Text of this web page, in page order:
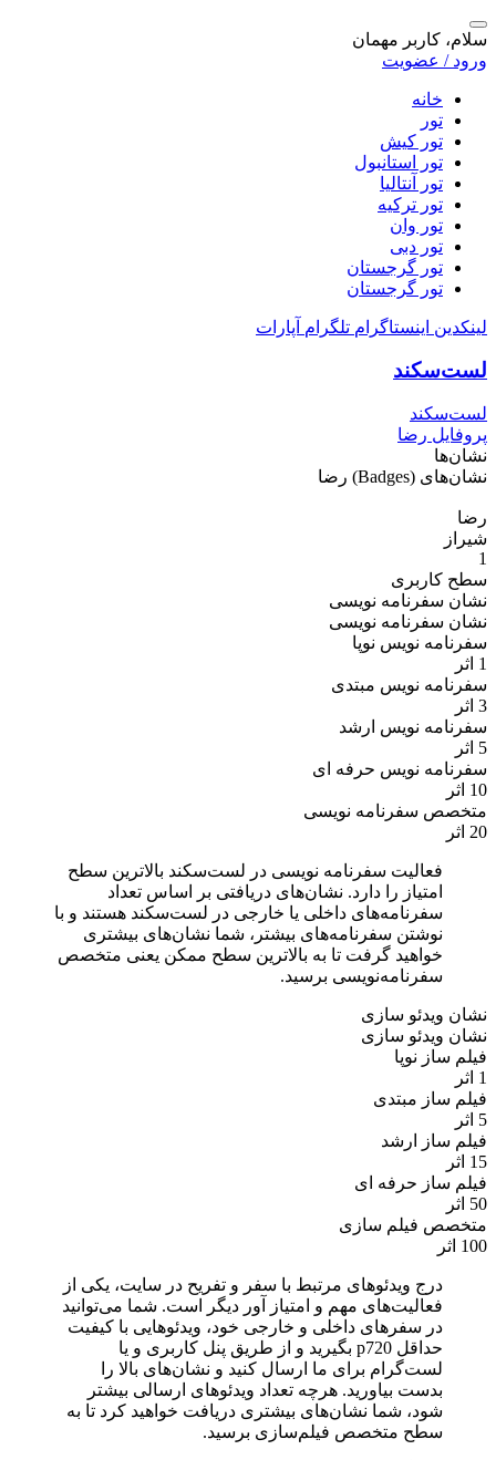
سلام، کاربر مهمان
ورود / عضویت
خانه
تور
تور کیش
تور استانبول
تور آنتالیا
تور ترکیه
تور وان
تور دبی
تور گرجستان
تور گرجستان
لینکدین اینستاگرام تلگرام آپارات
لست‌سکند
لست‌سکند
پروفایل رضا
نشان‌ها
نشان‌های (Badges) رضا
رضا
شیراز
1
سطح کاربری
نشان سفرنامه نویسی
نشان سفرنامه نویسی
سفرنامه نویس نوپا
1 اثر
سفرنامه نویس مبتدی
3 اثر
سفرنامه نویس ارشد
5 اثر
سفرنامه نویس حرفه ای
10 اثر
متخصص سفرنامه نویسی
20 اثر
فعالیت سفرنامه نویسی در لست‌سکند بالاترین سطح
امتیاز را دارد. نشان‌های دریافتی بر اساس تعداد
سفرنامه‌های داخلی یا خارجی در لست‌سکند هستند و با
نوشتن سفرنامه‌های بیشتر، شما نشان‌های بیشتری
خواهید گرفت تا به بالاترین سطح ممکن یعنی متخصص
سفرنامه‌نویسی برسید.
نشان ویدئو سازی
نشان ویدئو سازی
فیلم ساز نوپا
1 اثر
فیلم ساز مبتدی
5 اثر
فیلم ساز ارشد
15 اثر
فیلم ساز حرفه ای
50 اثر
متخصص فیلم سازی
100 اثر
درج ویدئوهای مرتبط با سفر و تفریح در سایت، یکی از
فعالیت‌های مهم و امتیاز آور دیگر است. شما می‌توانید
در سفرهای داخلی و خارجی خود، ویدئوهایی با کیفیت
حداقل p720 بگیرید و از طریق پنل کاربری و یا
لست‌گرام برای ما ارسال کنید و نشان‌های بالا را
بدست بیاورید. هرچه تعداد ویدئوهای ارسالی بیشتر
شود، شما نشان‌های بیشتری دریافت خواهید کرد تا به
سطح متخصص فیلم‌سازی برسید.